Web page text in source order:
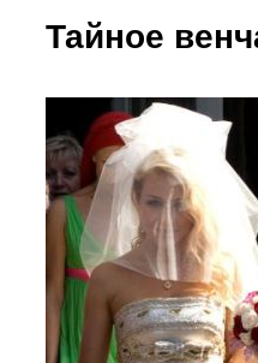
Тайное